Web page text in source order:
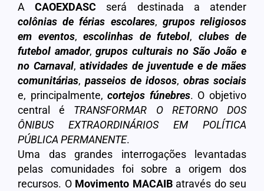
ACAOEXDASC será destinada a atender
colônias de férias escolares, grupos religiosos
em eventos, escolinhas de futebol, clubes de
futebol amador,grupos culturais no São João e
no Carnaval,atividades de juventude e de mães
comunitárias, passeios de idosos, obras sociais
e, principalmente,cortejos fúnebres. O objetivo
central é TRANSFORMAR O RETORNO DOS
ÔNIBUS EXTRAORDINÁRIOS EM POLÍTICA
PÚBLICA PERMANENTE.
Uma das grandes interrogações levantadas
pelas comunidades foi sobre a origem dos
recursos. O Movimento MACAIB através do seu